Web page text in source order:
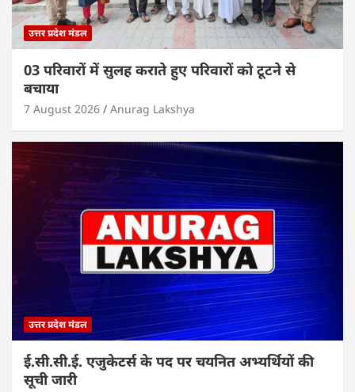
उत्तर प्रदेश मंडल
03 परिवारों में सुलह कराते हुए परिवारों को टूटने से
बचाया
7 August 2026 Anurag Lakshya
उत्तर प्रदेश मंडल
ई.सी.सी.ई. एजुकेटर्स के पद पर चयनित अभ्यर्थियों की
सूची जारी